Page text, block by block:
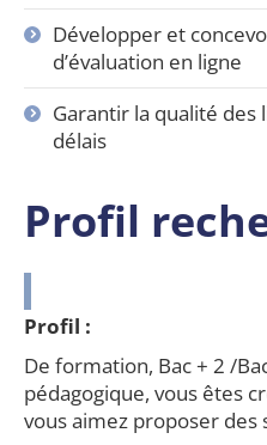
Développer et
d’évaluation en ligne
Garantir la qualité des
délais
Profil
Profil :
De formation, Bac + 2 /
pédagogique, vous êtes
vous aimez proposer des